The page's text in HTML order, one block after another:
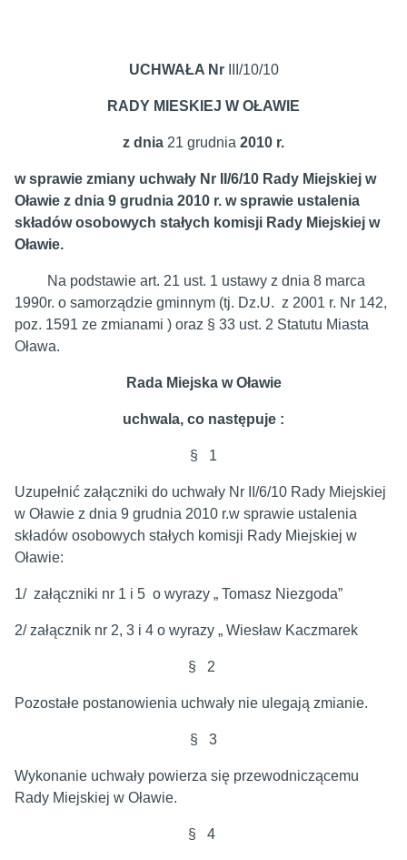
UCHWAŁA NrIII/10/10
RADY MIESKIEJ W OŁAWIE
z dnia 21 grudnia 2010 r.
w sprawie zmiany uchwały Nr II/6/10 Rady Miejskiej w
Oławie z dnia 9 grudnia 2010 r. w sprawie ustalenia
składów osobowych stałych komisji Rady Miejskiej w
Oławie.
Na podstawie art. 21 ust. 1 ustawy z dnia 8 marca
1990r. o samorządzie gminnym (tj. Dz.U. z 2001 r. Nr 142,
poz. 1591 ze zmianami ) oraz § 33 ust. 2 Statutu Miasta
Oława.
Rada Miejska w Oławie
uchwala, co następuje :
§ 1
Uzupełnić załączniki do uchwały Nr II/6/10 Rady Miejskiej
w Oławie z dnia 9 grudnia 2010 r.w sprawie ustalenia
składów osobowych stałych komisji Rady Miejskiej w
Oławie:
1/ załączniki nr 1 i 5 o wyrazy „ Tomasz Niezgoda”
2/ załącznik nr 2, 3 i 4 o wyrazy „ Wiesław Kaczmarek
§ 2
Pozostałe postanowienia uchwały nie ulegają zmianie.
§ 3
Wykonanie uchwały powierza się przewodniczącemu
Rady Miejskiej w Oławie.
§ 4